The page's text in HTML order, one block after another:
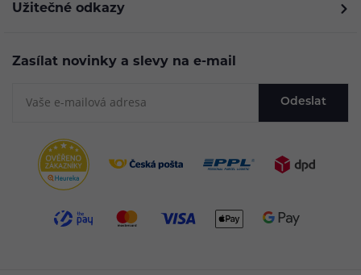
Užitečné odkazy
Zasílat novinky a slevy na e-mail
Odeslat